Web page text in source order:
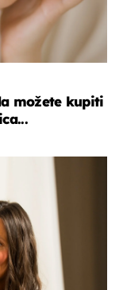
možete kupiti